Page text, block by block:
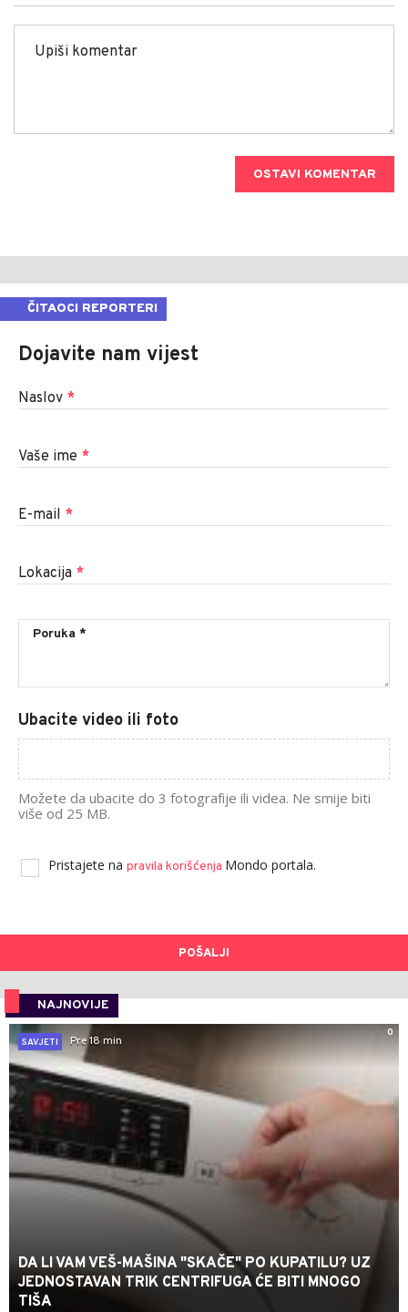
OSTAVI KOMENTAR
ČITAOCI REPORTERI
Dojavite nam vijest
Naslov *
Vaše ime *
E-mail *
Lokacija *
Ubacite video ili foto
Možete da ubacite do 3 fotografije ili videa. Ne smije biti
više od 25 MB.
Pristajete na pravila korišćenja Mondo portala.
POŠALJI
NAJNOVIJE
0
SAVJETI
Pre 18 min
DA LI VAM VEŠ-MAŠINA "SKAČE" PO KUPATILU? UZ
JEDNOSTAVAN TRIK CENTRIFUGA ĆE BITI MNOGO
TIŠA